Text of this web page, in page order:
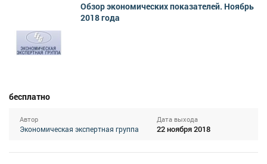
Обзор экономических показателей. Ноябрь
2018 года
бесплатно
Автор
Экономическая экспертная группа
Дата выхода
22 ноября 2018